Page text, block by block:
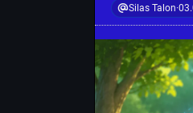
Silas Talon·